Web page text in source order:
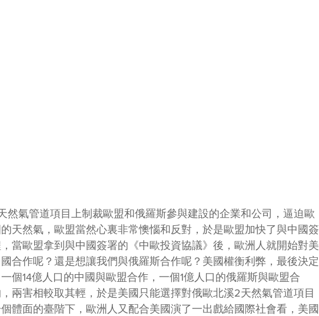
然氣管道項目上制裁歐盟和俄羅斯參與建設的企業和公司，逼迫歐
天然氣，歐盟當然心裏非常懊惱和反對，於是歐盟加快了與中國簽
當歐盟拿到與中國簽署的《中歐投資協議》後，歐洲人就開始對美
合作呢？還是想讓我們與俄羅斯合作呢？美國權衡利弊，最後決定
個14億人口的中國與歐盟合作，一個1億人口的俄羅斯與歐盟合
兩害相較取其輕，於是美國只能選擇對俄歐北溪2天然氣管道項目
體面的臺階下，歐洲人又配合美國演了一出戲給國際社會看，美國